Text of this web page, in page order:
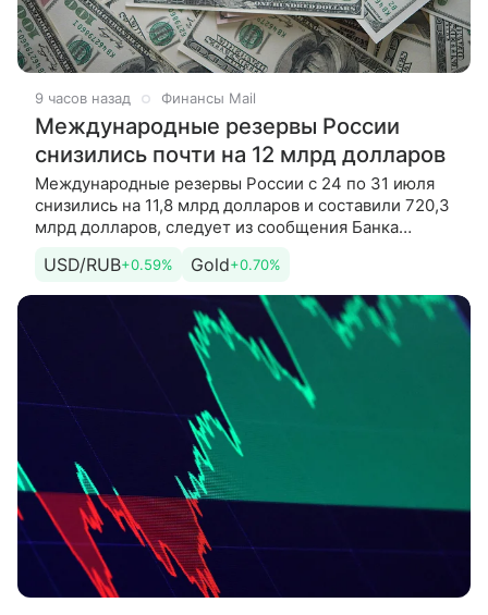
9 часов назад Финансы Mail
Международные резервы России
снизились почти на 12 млрд долларов
Международные резервы России с 24 по 31 июля
снизились на 11,8 млрд долларов и составили 720,3
млрд долларов, следует из сообщения Банка
на конец дня 31 июля
USD/RUB+0.59% Gold+0.70%